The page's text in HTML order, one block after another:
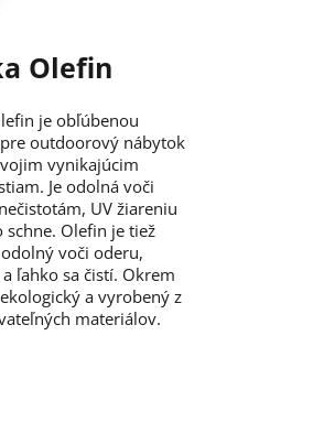
Olefin
je obľúbenou
outdoorový nábytok
vynikajúcim
Je odolná voči
UV žiareniu
schne. Olefin je tiež
voči oderu,
ľahko sa čistí. Okrem
a vyrobený z
materiálov.